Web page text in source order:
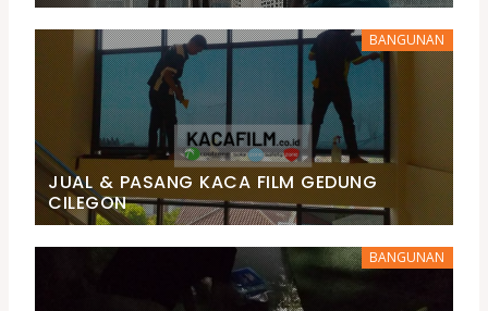
BANGUNAN
JUAL & PASANG KACA FILM GEDUNG
CILEGON
BANGUNAN